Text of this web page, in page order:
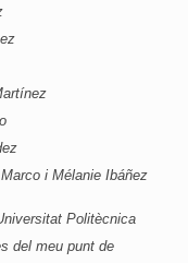
i Mélanie Ibáñez
Politècnica
del meu punt de